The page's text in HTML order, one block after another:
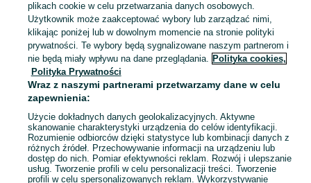
Sprzedaż towarów dla relaksu, twórczości i nauki Mława ▶️ Nowe i używane instrumenty, książki, filmy i inne ✌ Kupuj i sprzedawaj na OLX.pl!
Mapa kategorii
Mapa miejscowości
Mapa ministron
Popularne wyszukiwania
plikach cookie w celu przetwarzania danych osobowych.
Użytkownik może zaakceptować wybory lub zarządzać nimi,
klikając poniżej lub w dowolnym momencie na stronie polityki
prywatności. Te wybory będą sygnalizowane naszym partnerom i
nie będą miały wpływu na dane przeglądania. Polityka cookies,
Polityka Prywatności
Wraz z naszymi partnerami przetwarzamy dane w celu
zapewnienia:
Użycie dokładnych danych geolokalizacyjnych. Aktywne
skanowanie charakterystyki urządzenia do celów identyfikacji.
Rozumienie odbiorców dzięki statystyce lub kombinacji danych z
różnych źródeł. Przechowywanie informacji na urządzeniu lub
dostęp do nich. Pomiar efektywności reklam. Rozwój i ulepszanie
usług. Tworzenie profili w celu personalizacji treści. Tworzenie
profili w celu spersonalizowanych reklam. Wykorzystywanie